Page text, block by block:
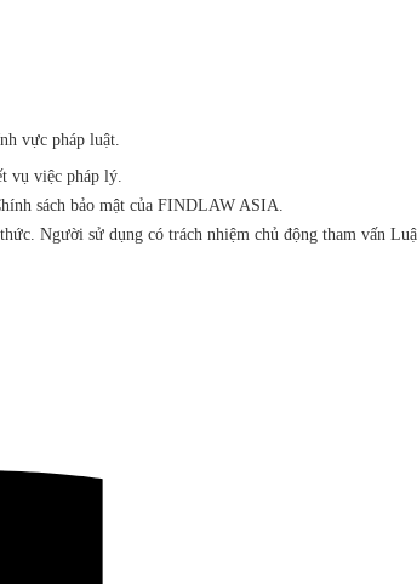
vực pháp luật.
vụ việc pháp lý.
sách bảo mật của FINDLAW ASIA.
Người sử dụng có trách nhiệm chủ động tham vấn